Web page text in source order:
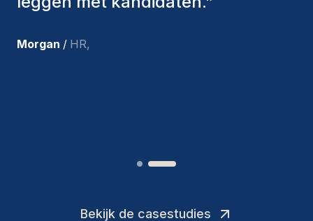
tevreden met de recente
Bekijk de casestudies